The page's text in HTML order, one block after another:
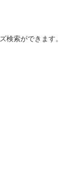
検索ができます。